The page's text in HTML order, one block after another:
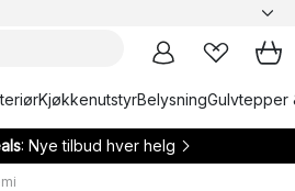
KjøkkenutstyrBelysningGulvtepper
: Nye tilbud hver helg